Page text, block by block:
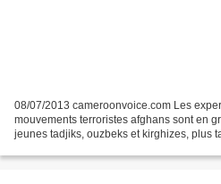
08/07/2013 cameroonvoice.com Les
mouvements terroristes afghans sont en
jeunes tadjiks, ouzbeks et kirghizes, plus